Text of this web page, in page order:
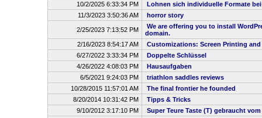
10/2/2025 6:33:34 PM
Lohnen sich individuelle Formate
11/3/2023 3:50:36 AM
horror story
2/25/2023 7:13:52 PM
We are offering you to install
domain.
2/16/2023 8:54:17 AM
Customizations: Screen Printing and
6/27/2022 3:33:34 PM
Doppelte Schlüssel
4/26/2022 4:08:03 PM
Hausaufgaben
6/5/2021 9:24:03 PM
triathlon saddles reviews
10/28/2015 11:57:01 AM
The final frontier he founded
8/20/2014 10:31:42 PM
Tipps & Tricks
9/10/2012 3:17:10 PM
Super Teure Taste (T) gebraucht